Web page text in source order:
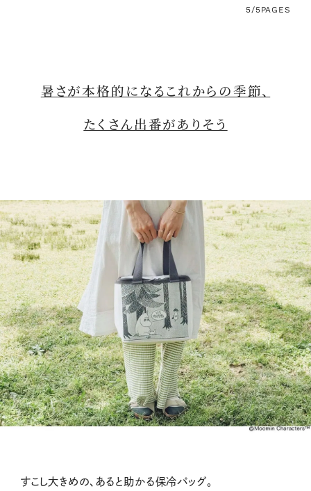
5/5PAGES
暑さが本格的になるこれからの季節、
たくさん出番がありそう
すこし大きめの、あると助かる保冷バッグ。